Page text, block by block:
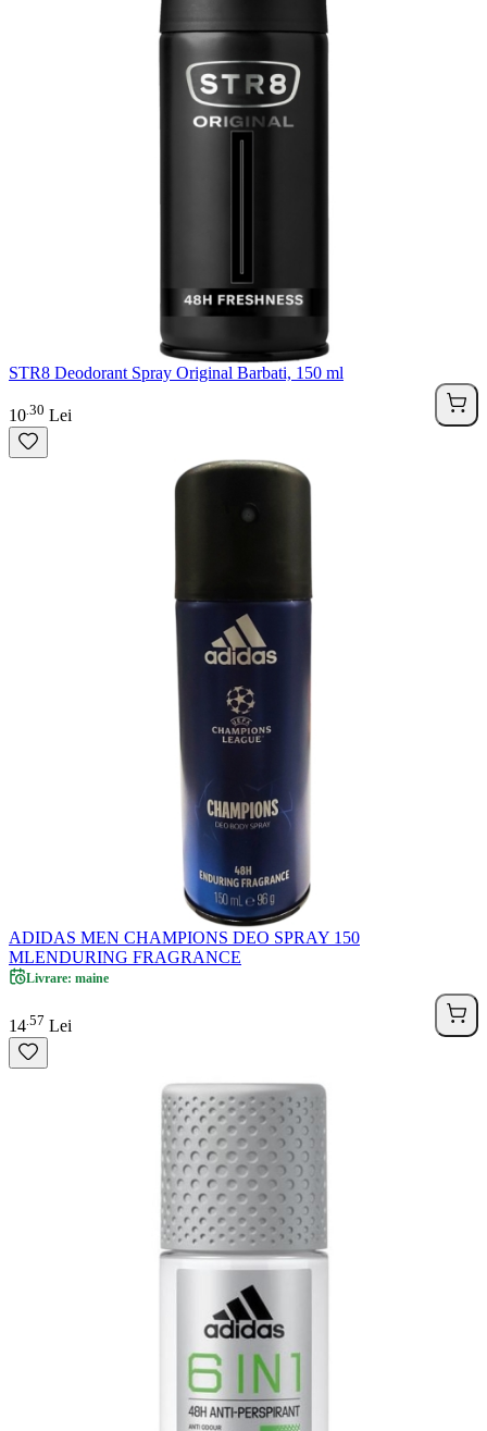
STR8 Deodorant Spray Original Barbati, 150 ml
10 30 Lei
ADIDAS MEN CHAMPIONS DEO SPRAY 150
MLENDURING FRAGRANCE
Livrare: maine
14 57 Lei